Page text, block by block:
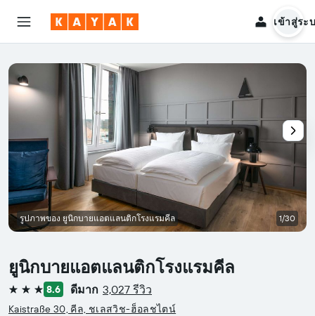
เข้าสู่ระ
ยูนิกบายแอตแลนติกโรงแรมคีล
3 ดาว 8.6 ดีมาก 3,027 รีวิว
Kaistraße 30, คีล, ชเลสวิช-ฮ็อลชไตน์
รูปภาพของ ยูนิกบายแอตแลนติกโรงแรมคีล 1/30